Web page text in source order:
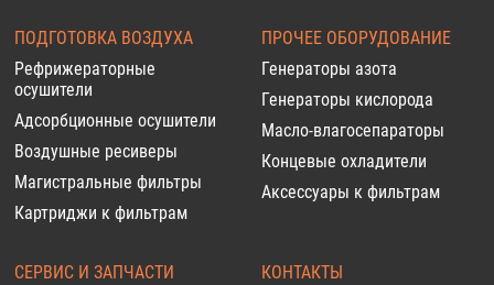
ПОДГОТОВКА ВОЗДУХА
Рефрижераторные
осушители
Адсорбционные осушители
Воздушные ресиверы
Магистральные фильтры
Картриджи к фильтрам
ПРОЧЕЕ ОБОРУДОВАНИЕ
Генераторы азота
Генераторы кислорода
Масло-влагосепараторы
Концевые охладители
Аксессуары к фильтрам
СЕРВИС И ЗАПЧАСТИ
КОНТАКТЫ